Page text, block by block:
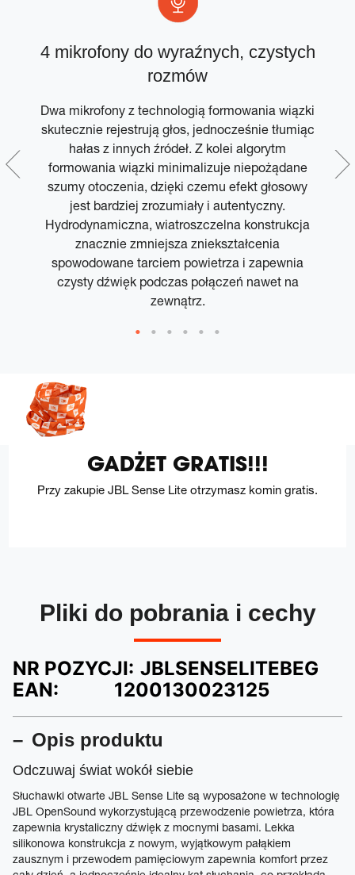
4 mikrofony do wyraźnych, czystych
rozmów
Dwa mikrofony z technologią formowania wiązki
skutecznie rejestrują głos, jednocześnie tłumiąc
hałas z innych źródeł. Z kolei algorytm
formowania wiązki minimalizuje niepożądane
szumy otoczenia, dzięki czemu efekt głosowy
jest bardziej zrozumiały i autentyczny.
Hydrodynamiczna, wiatroszczelna konstrukcja
znacznie zmniejsza zniekształcenia
spowodowane tarciem powietrza i zapewnia
czysty dźwięk podczas połączeń nawet na
zewnątrz.
GADŻET GRATIS!!!
Przy zakupie JBL Sense Lite otrzymasz komin gratis.
Pliki do pobrania i cechy
NR POZYCJI: JBLSENSELITEBEG
EAN:
1200130023125
Opis produktu
Odczuwaj świat wokół siebie
Słuchawki otwarte JBL Sense Lite są wyposażone w technologię
JBL OpenSound wykorzystującą przewodzenie powietrza, która
zapewnia krystaliczny dźwięk z mocnymi basami. Lekka
silikonowa konstrukcja z nowym, wyjątkowym pałąkiem
zausznym i przewodem pamięciowym zapewnia komfort przez